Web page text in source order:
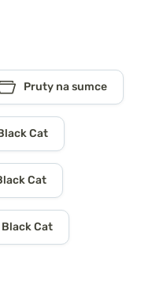
Pruty na sumce
Cat
Cat
Cat